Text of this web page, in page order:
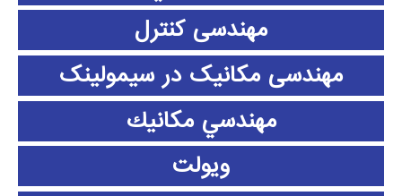
مهندسی کنترل
مهندسی مکانیک در سیمولینک
مهندسي مكانيك
ویولت